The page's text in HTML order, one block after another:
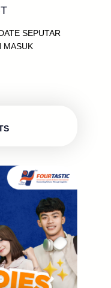
SEPUTAR
MASUK